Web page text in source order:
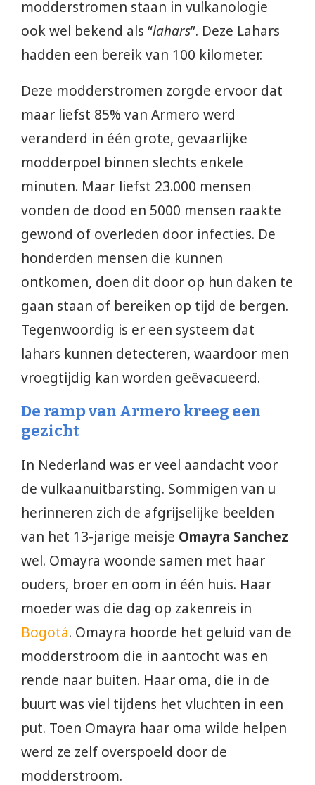
modderstromen staan in vulkanologie
ook wel bekend als “lahars”. Deze Lahars
hadden een bereik van 100 kilometer.
Deze modderstromen zorgde ervoor dat
maar liefst 85% van Armero werd
veranderd in één grote, gevaarlijke
modderpoel binnen slechts enkele
minuten. Maar liefst 23.000 mensen
vonden de dood en 5000 mensen raakte
gewond of overleden door infecties. De
honderden mensen die kunnen
ontkomen, doen dit door op hun daken te
gaan staan of bereiken op tijd de bergen.
Tegenwoordig is er een systeem dat
lahars kunnen detecteren, waardoor men
vroegtijdig kan worden geëvacueerd.
De ramp van Armero kreeg een
gezicht
In Nederland was er veel aandacht voor
de vulkaanuitbarsting. Sommigen van u
herinneren zich de afgrijselijke beelden
van het 13-jarige meisje Omayra Sanchez
wel. Omayra woonde samen met haar
ouders, broer en oom in één huis. Haar
moeder was die dag op zakenreis in
Bogotá. Omayra hoorde het geluid van de
modderstroom die in aantocht was en
rende naar buiten. Haar oma, die in de
buurt was viel tijdens het vluchten in een
put. Toen Omayra haar oma wilde helpen
werd ze zelf overspoeld door de
modderstroom.